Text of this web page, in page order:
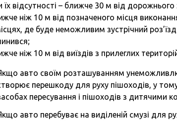
їх відсутності – ближче 30 м від дорожнього
ніж 10 м від позначеного місця
де буде неможливим зустрічний
ніж 10 м від виїздів з прилеглих
авто своїм розташуванням
перешкоду для руху пішоходів, у тому
пересування і пішоходів з дитячими
авто перебуває на виділеній смузі для